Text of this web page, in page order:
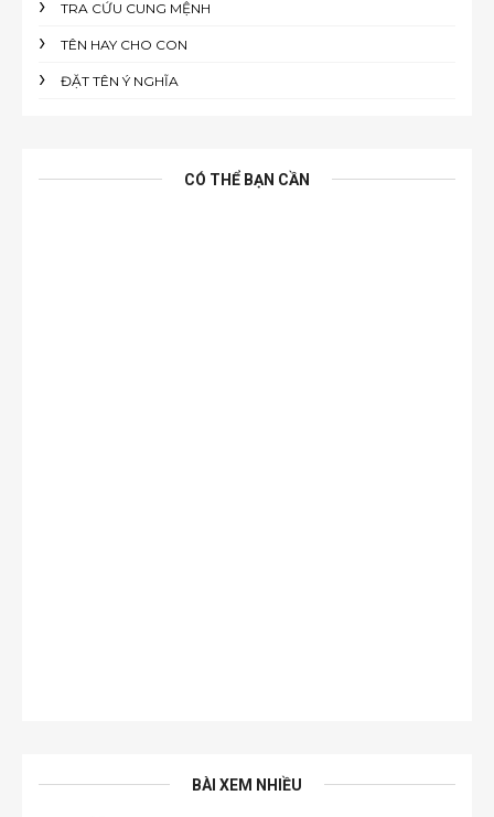
TRA CỨU CUNG MỆNH
TÊN HAY CHO CON
ĐẶT TÊN Ý NGHĨA
CÓ THỂ BẠN CẦN
BÀI XEM NHIỀU